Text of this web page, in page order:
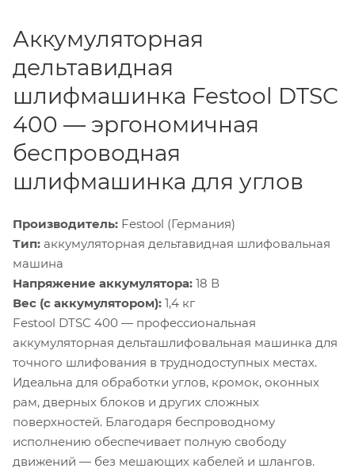
Аккумуляторная
дельтавидная
шлифмашинка Festool DTSC
400 — эргономичная
беспроводная
шлифмашинка для углов
Производитель: Festool (Германия)
Тип: аккумуляторная дельтавидная шлифовальная
машина
Напряжение аккумулятора: 18 В
Вес (с аккумулятором): 1,4 кг
Festool DTSC 400 — профессиональная
аккумуляторная дельташлифовальная машинка для
точного шлифования в труднодоступных местах.
Идеальна для обработки углов, кромок, оконных
рам, дверных блоков и других сложных
поверхностей. Благодаря беспроводному
исполнению обеспечивает полную свободу
движений — без мешающих кабелей и шлангов.